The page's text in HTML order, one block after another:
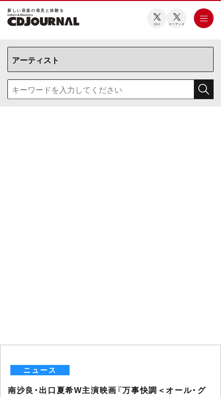
新しい⾳楽の発⾒と体験を
CDJ オーディオ
ニュース
南沙良・出口夏希W主演映画『万事快調＜オール・グ